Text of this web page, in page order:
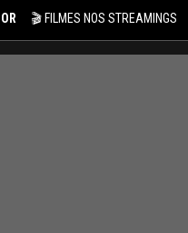
🎬 FILMES NOS STREAMINGS